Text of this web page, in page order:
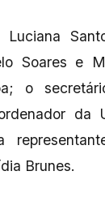
Luciana
Soares e
o
da
Brunes.